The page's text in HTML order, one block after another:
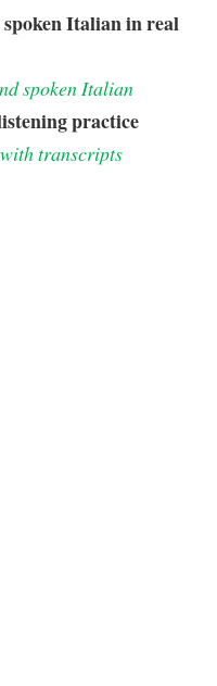
spoken Italian in real
spoken Italian
practice
transcripts